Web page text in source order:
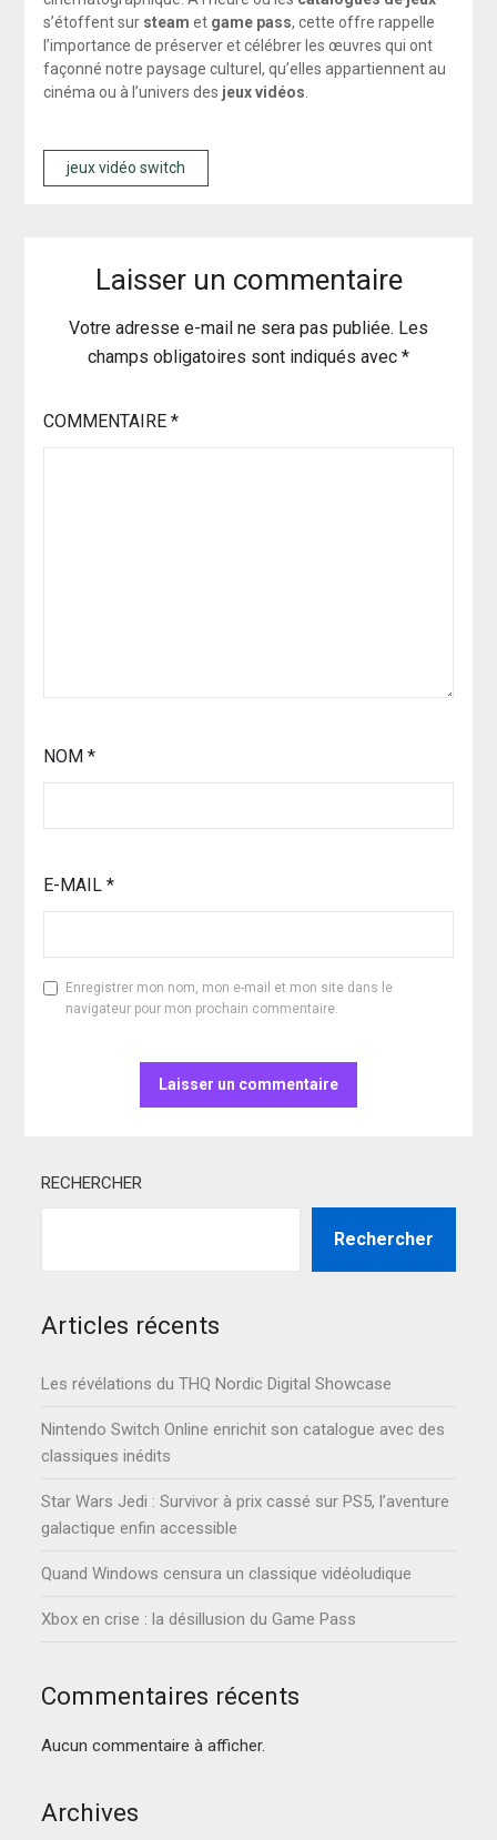
s’étoffent sur steam et game pass, cette offre rappelle
l’importance de préserver et célébrer les œuvres qui ont
façonné notre paysage culturel, qu’elles appartiennent au
cinéma ou à l’univers des jeux vidéos.
jeux vidéo switch
Laisser un commentaire
Votre adresse e-mail ne sera pas publiée. Les
champs obligatoires sont indiqués avec *
COMMENTAIRE *
NOM *
E-MAIL *
Enregistrer mon nom, mon e-mail et mon site dans le
navigateur pour mon prochain commentaire.
RECHERCHER
Rechercher
Articles récents
Les révélations du THQ Nordic Digital Showcase
Nintendo Switch Online enrichit son catalogue avec des
classiques inédits
Star Wars Jedi : Survivor à prix cassé sur PS5, l’aventure
galactique enfin accessible
Quand Windows censura un classique vidéoludique
Xbox en crise : la désillusion du Game Pass
Commentaires récents
Aucun commentaire à afficher.
Archives